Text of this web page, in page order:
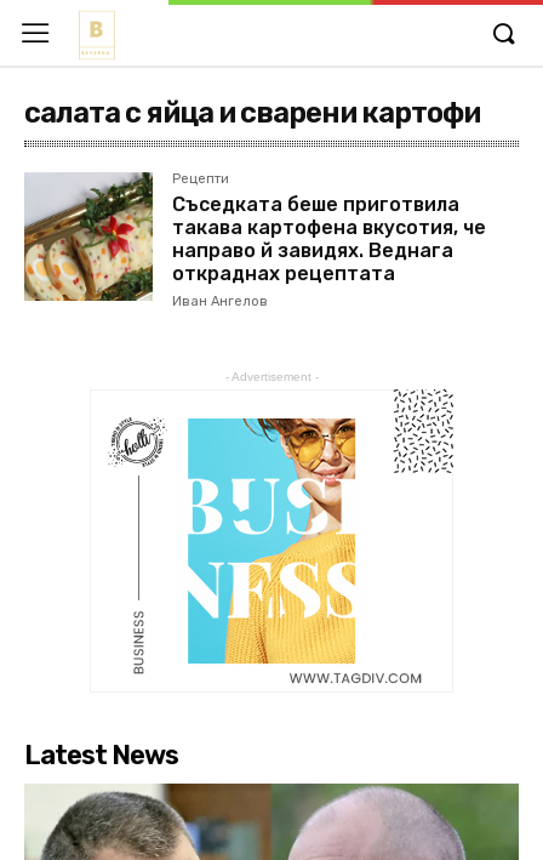
салата с яйца и сварени картофи
Рецепти
Съседката беше приготвила
такава картофена вкусотия, че
направо й завидях. Веднага
откраднах рецептата
Иван Ангелов
- Advertisement -
Latest News